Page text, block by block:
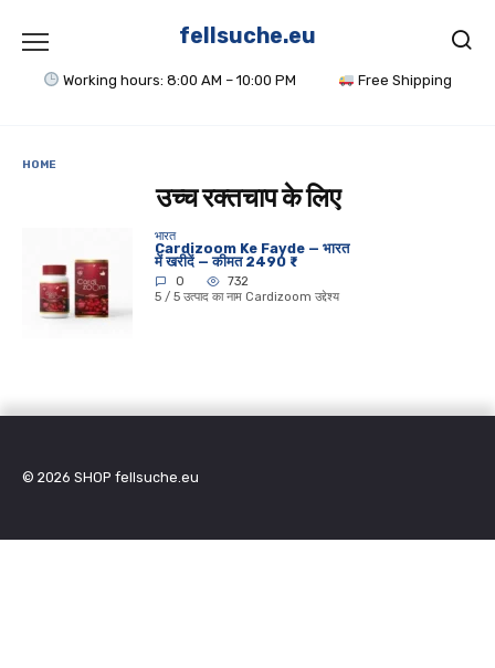
content
fellsuche.eu
Working hours: 8:00 AM – 10:00 PM Free Shipping
HOME
उच्च रक्तचाप के लिए
भारत
Cardizoom Ke Fayde — भारत
में खरीदें — कीमत 2490 ₹
0
732
5 / 5 उत्पाद का नाम Cardizoom उद्देश्य
© 2026 SHOP fellsuche.eu